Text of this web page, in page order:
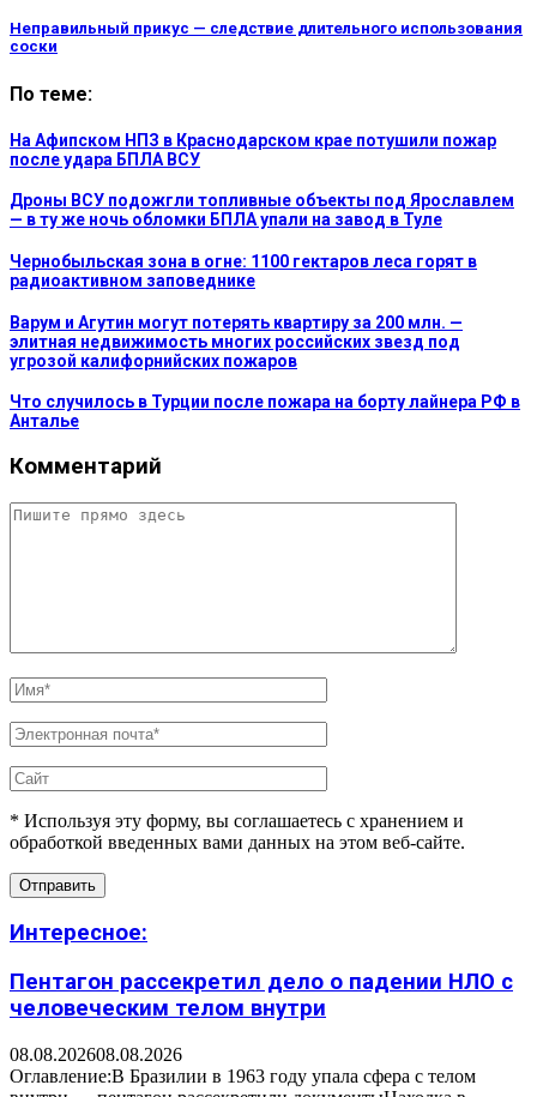
Неправильный прикус — следствие длительного использования
соски
По теме:
На Афипском НПЗ в Краснодарском крае потушили пожар
после удара БПЛА ВСУ
Дроны ВСУ подожгли топливные объекты под Ярославлем
— в ту же ночь обломки БПЛА упали на завод в Туле
Чернобыльская зона в огне: 1100 гектаров леса горят в
радиоактивном заповеднике
Варум и Агутин могут потерять квартиру за 200 млн. —
элитная недвижимость многих российских звезд под
угрозой калифорнийских пожаров
Что случилось в Турции после пожара на борту лайнера РФ в
Анталье
Комментарий
* Используя эту форму, вы соглашаетесь с хранением и
обработкой введенных вами данных на этом веб-сайте.
Интересное:
Пентагон рассекретил дело о падении НЛО с
человеческим телом внутри
08.08.202608.08.2026
Оглавление:В Бразилии в 1963 году упала сфера с телом